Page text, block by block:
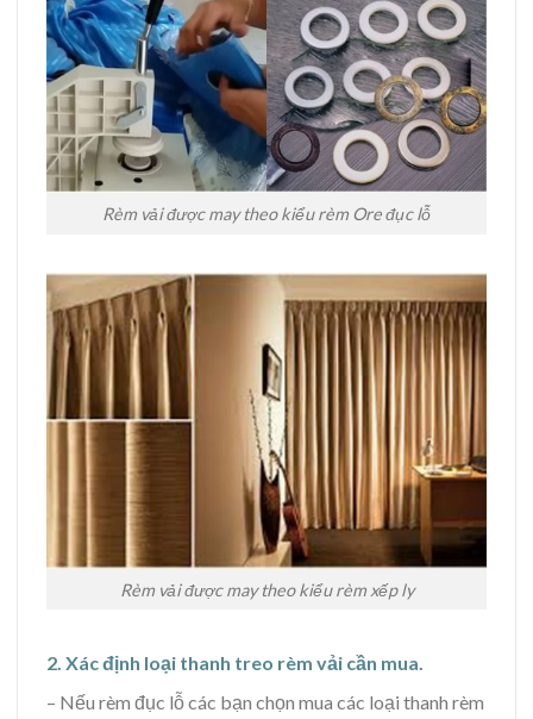
Rèm vải được may theo kiểu rèm Ore đục lỗ
Rèm vải được may theo kiểu rèm xếp ly
2. Xác định loại thanh treo rèm vải cần mua.
– Nếu rèm đục lỗ các bạn chọn mua các loại thanh rèm